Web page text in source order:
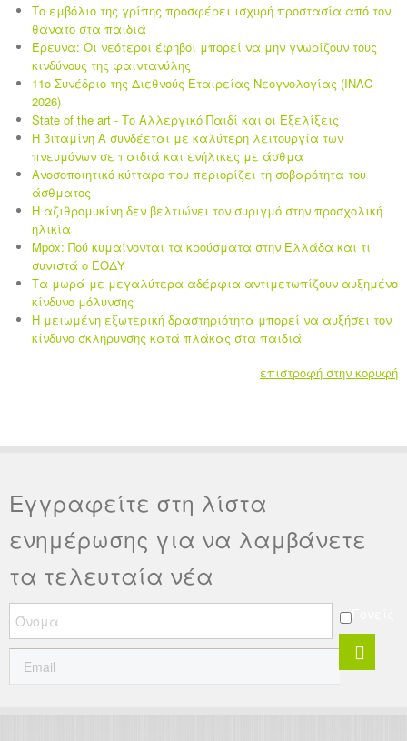
Το εμβόλιο της γρίπης προσφέρει ισχυρή προστασία από τον
θάνατο στα παιδιά
Έρευνα: Οι νεότεροι έφηβοι μπορεί να μην γνωρίζουν τους
κινδύνους της φαιντανύλης
11ο Συνέδριο της Διεθνούς Εταιρείας Νεογνολογίας (INAC
2026)
State of the art - Το Αλλεργικό Παιδί και οι Eξελίξεις
Η βιταμίνη Α συνδέεται με καλύτερη λειτουργία των
πνευμόνων σε παιδιά και ενήλικες με άσθμα
Ανοσοποιητικό κύτταρο που περιορίζει τη σοβαρότητα του
άσθματος
Η αζιθρομυκίνη δεν βελτιώνει τον συριγμό στην προσχολική
ηλικία
Mpox: Πού κυμαίνονται τα κρούσματα στην Ελλάδα και τι
συνιστά ο ΕΟΔΥ
Τα μωρά με μεγαλύτερα αδέρφια αντιμετωπίζουν αυξημένο
κίνδυνο μόλυνσης
Η μειωμένη εξωτερική δραστηριότητα μπορεί να αυξήσει τον
κίνδυνο σκλήρυνσης κατά πλάκας στα παιδιά
επιστροφή στην κορυφή
Εγγραφείτε στη λίστα
ενημέρωσης για να λαμβάνετε
τα τελευταία νέα
Γονείς